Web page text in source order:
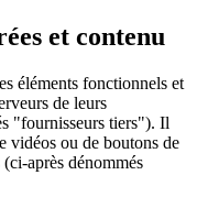
et contenu
éléments fonctionnels et
de leurs
"fournisseurs tiers"). Il
vidéos ou de boutons de
après dénommés